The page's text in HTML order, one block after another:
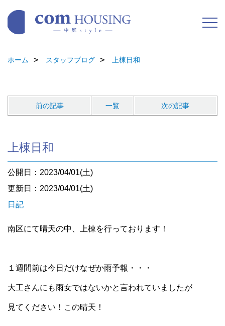
ホーム スタッフブログ 上棟日和
前の記事 一覧 次の記事
上棟日和
公開日：2023/04/01(土)
更新日：2023/04/01(土)
日記
南区にて晴天の中、上棟を行っております！
１週間前は今日だけなぜか雨予報・・・
大工さんにも雨女ではないかと言われていましたが
見てください！この晴天！